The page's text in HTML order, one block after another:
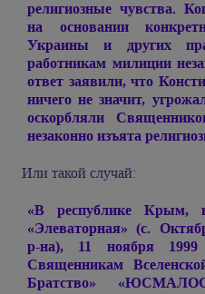
религиозные чувства.
на основании
Украины и других
работникам милиции
ответ заявили, что
ничего не значит,
оскорбляли
незаконно изъята
Или такой случай:
«В республике Крым,
«Элеваторная» (с.
р-на), 11 ноября
Священникам
Братство»